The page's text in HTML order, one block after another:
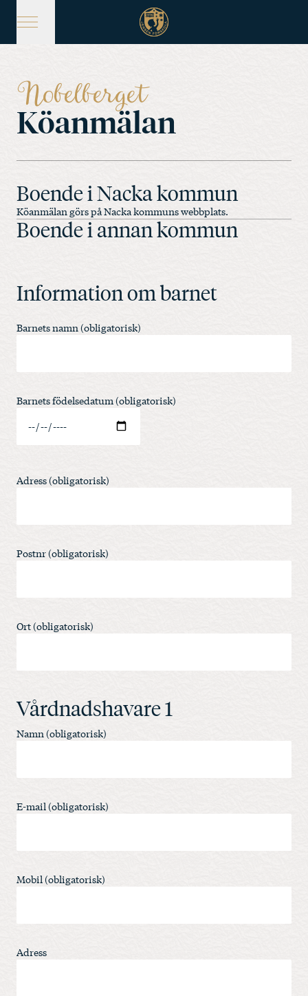
huvudinnehåll
Nobelberget
Köanmälan
Boende i Nacka kommun
Köanmälan görs påNacka kommuns webbplats.
Boende i annan kommun
Information om barnet
Barnets namn (obligatorisk)
Barnets födelsedatum (obligatorisk)
Adress (obligatorisk)
Postnr (obligatorisk)
Ort (obligatorisk)
Vårdnadshavare 1
Namn (obligatorisk)
E-mail (obligatorisk)
Mobil (obligatorisk)
Adress